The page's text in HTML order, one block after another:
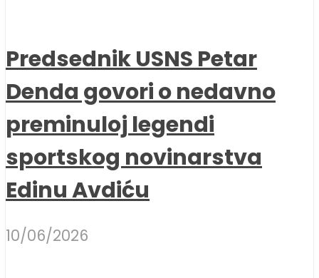
Predsednik USNS Petar
Denda govori o nedavno
preminuloj legendi
sportskog novinarstva
Edinu Avdiću
10/06/2026